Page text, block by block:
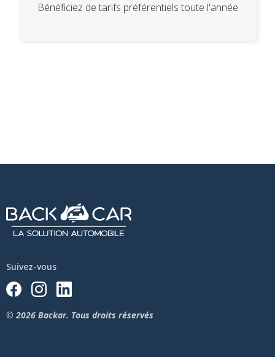
Bénéficiez de tarifs préférentiels toute l'année
Suivez-vous
© 2026 Backar. Tous droits réservés